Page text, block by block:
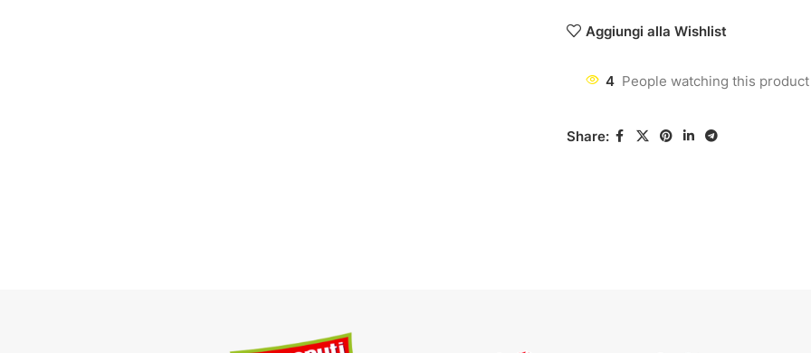
Aggiungi alla Wishlist
4 People watching this
Share: